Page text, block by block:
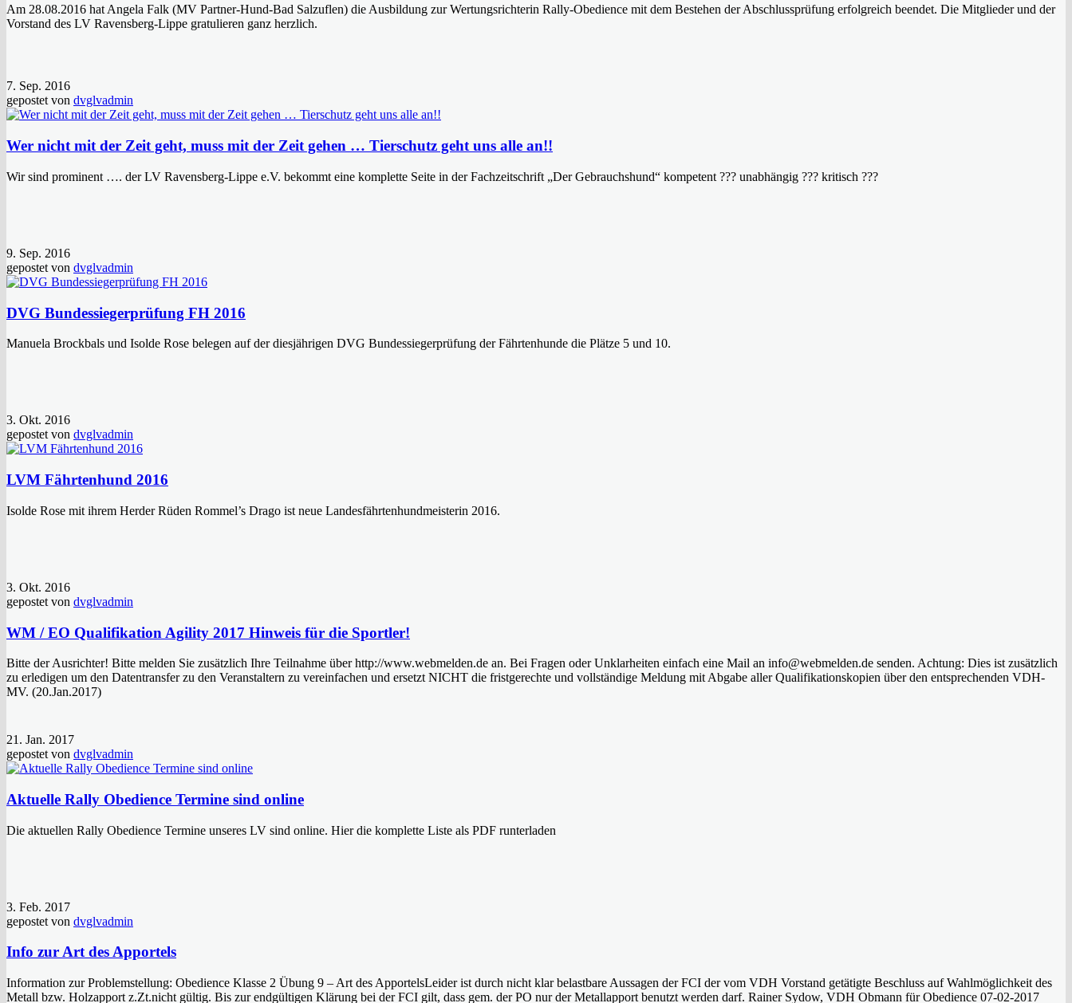
Am 28.08.2016 hat Angela Falk (MV Partner-Hund-Bad Salzuflen) die Ausbildung zur Wertungsrichterin Rally-Obedience mit dem Bestehen der Abschlussprüfung erfolgreich beendet. Die Mitglieder und der
Vorstand des LV Ravensberg-Lippe gratulieren ganz herzlich.
7. Sep. 2016
gepostet von dvglvadmin
Wer nicht mit der Zeit geht, muss mit der Zeit gehen … Tierschutz geht uns alle an!!
Wir sind prominent …. der LV Ravensberg-Lippe e.V. bekommt eine komplette Seite in der Fachzeitschrift „Der Gebrauchshund“ kompetent ??? unabhängig ??? kritisch ???
9. Sep. 2016
gepostet von dvglvadmin
DVG Bundessiegerprüfung FH 2016
Manuela Brockbals und Isolde Rose belegen auf der diesjährigen DVG Bundessiegerprüfung der Fährtenhunde die Plätze 5 und 10.
3. Okt. 2016
gepostet von dvglvadmin
LVM Fährtenhund 2016
Isolde Rose mit ihrem Herder Rüden Rommel’s Drago ist neue Landesfährtenhundmeisterin 2016.
3. Okt. 2016
gepostet von dvglvadmin
WM / EO Qualifikation Agility 2017 Hinweis für die Sportler!
Bitte der Ausrichter! Bitte melden Sie zusätzlich Ihre Teilnahme über http://www.webmelden.de an. Bei Fragen oder Unklarheiten einfach eine Mail an info@webmelden.de senden. Achtung: Dies ist zusätzlich
zu erledigen um den Datentransfer zu den Veranstaltern zu vereinfachen und ersetzt NICHT die fristgerechte und vollständige Meldung mit Abgabe aller Qualifikationskopien über den entsprechenden VDH-
MV. (20.Jan.2017)
21. Jan. 2017
gepostet von dvglvadmin
Aktuelle Rally Obedience Termine sind online
Die aktuellen Rally Obedience Termine unseres LV sind online. Hier die komplette Liste als PDF runterladen
3. Feb. 2017
gepostet von dvglvadmin
Info zur Art des Apportels
Information zur Problemstellung: Obedience Klasse 2 Übung 9 – Art des ApportelsLeider ist durch nicht klar belastbare Aussagen der FCI der vom VDH Vorstand getätigte Beschluss auf Wahlmöglichkeit des
Metall bzw. Holzapport z.Zt.nicht gültig. Bis zur endgültigen Klärung bei der FCI gilt, dass gem. der PO nur der Metallapport benutzt werden darf. Rainer Sydow, VDH Obmann für Obedience 07-02-2017